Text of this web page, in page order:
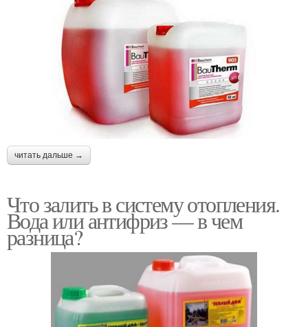
читать дальше →
Что залить в систему отопления.
Вода или антифриз — в чем
разница?